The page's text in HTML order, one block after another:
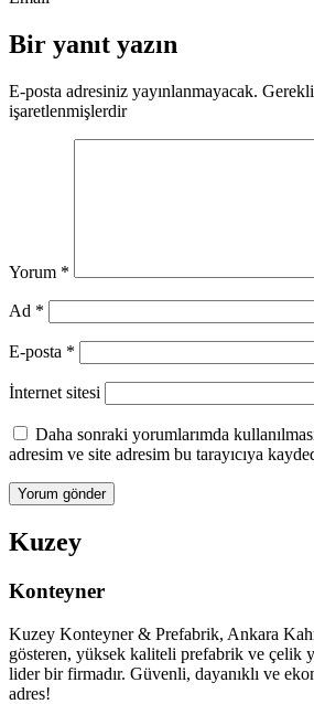
Bir yanıt yazın
E-posta adresiniz yayınlanmayacak.
işaretlenmişlerdir
Yorum *
Ad *
E-posta *
İnternet sitesi
Daha sonraki yorumlarımda
adresim ve site adresim bu tarayıcıya
Kuzey
Konteyner
Kuzey Konteyner & Prefabrik, Ankara
gösteren, yüksek kaliteli prefabrik ve çelik
lider bir firmadır. Güvenli, dayanıklı ve
adres!